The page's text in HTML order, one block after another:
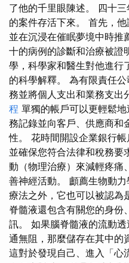
了他的千里眼陳述。 四十
的案件存活下來。 首先，
並在沉浸在催眠夢境中時推
十的病例的診斷和治療被證
學，科學家和醫生對他進行
的科學解釋。 為有限責任
務並將個人支出和業務支出
程 單獨的帳戶可以更輕鬆
務記錄並向客戶、供應商和
性。 花時間開設企業銀行
並確保您符合法律和稅務要
動（物理治療）來減輕疼痛
善神經活動。 顱薦生物動
療法之外，它也可以被認為
脊髓液還包含有關您的身份
訊。 如果腦脊髓液的流動
通無阻，那麼儲存在其中的
這對於發現自己、進入「心